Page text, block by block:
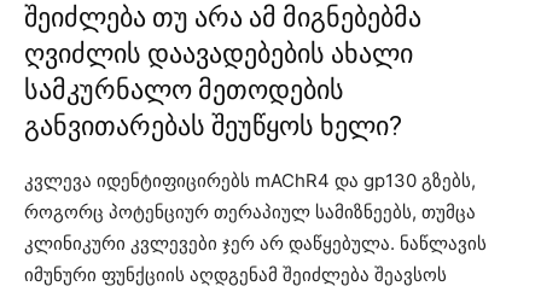
შეიძლება თუ არა ამ მიგნებებმა
ღვიძლის დაავადებების ახალი
სამკურნალო მეთოდების
განვითარებას შეუწყოს ხელი?
კვლევა იდენტიფიცირებს mAChR4 და gp130 გზებს,
როგორც პოტენციურ თერაპიულ სამიზნეებს, თუმცა
კლინიკური კვლევები ჯერ არ დაწყებულა. ნაწლავის
იმუნური ფუნქციის აღდგენამ შეიძლება შეავსოს